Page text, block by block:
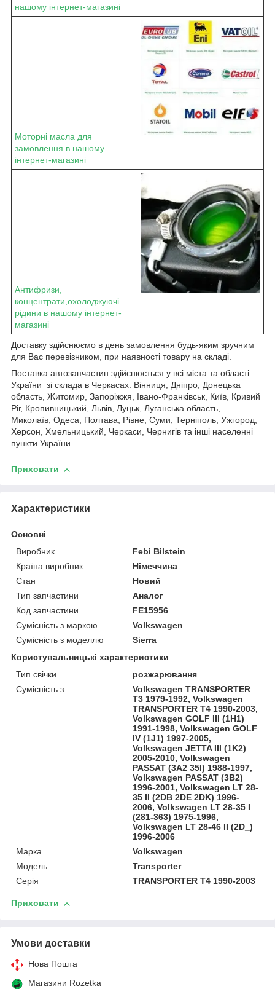
нашому інтернет-магазині
Моторні масла для
замовлення в нашому
інтернет-магазині
Антифризи,
концентрати,охолоджуючі
рідини в нашому інтернет-
магазині
Доставку здійснюємо в день замовлення будь-яким зручним
для Вас перевізником, при наявності товару на складі.
Поставка автозапчастин здійснюється у всі міста та області
України зі склада в Черкасах: Вінниця, Дніпро, Донецька
область, Житомир, Запоріжжя, Івано-Франківськ, Київ, Кривий
Ріг, Кропивницький, Львів, Луцьк, Луганська область,
Миколаїв, Одеса, Полтава, Рівне, Суми, Терніполь, Ужгород,
Херсон, Хмельницький, Черкаси, Чернигів та інші населенні
пункти України
Приховати
Характеристики
Основні
Виробник
Febi Bilstein
Країна виробник
Німеччина
Стан
Новий
Тип запчастини
Аналог
Код запчастини
FE15956
Сумісність з маркою
Volkswagen
Сумісність з моделлю
Sierra
Користувальницькі характеристики
Тип свічки
розжарювання
Сумісність з
Volkswagen TRANSPORTER
T3 1979-1992, Volkswagen
TRANSPORTER T4 1990-2003,
Volkswagen GOLF III (1H1)
1991-1998, Volkswagen GOLF
IV (1J1) 1997-2005,
Volkswagen JETTA III (1K2)
2005-2010, Volkswagen
PASSAT (3A2 35I) 1988-1997,
Volkswagen PASSAT (3B2)
1996-2001, Volkswagen LT 28-
35 II (2DB 2DE 2DK) 1996-
2006, Volkswagen LT 28-35 I
(281-363) 1975-1996,
Volkswagen LT 28-46 II (2D_)
1996-2006
Марка
Volkswagen
Модель
Transporter
Серія
TRANSPORTER T4 1990-2003
Приховати
Умови доставки
Нова Пошта
Магазини Rozetka